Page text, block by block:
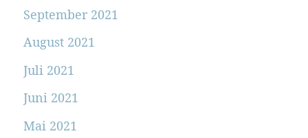
September 2021
August 2021
Juli 2021
Juni 2021
Mai 2021